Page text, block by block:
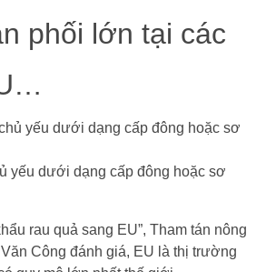
phối lớn tại các
yếu dưới dạng cấp đông hoặc sơ
rau quả sang EU”, Tham tán nông
Công đánh giá, EU là thị trường